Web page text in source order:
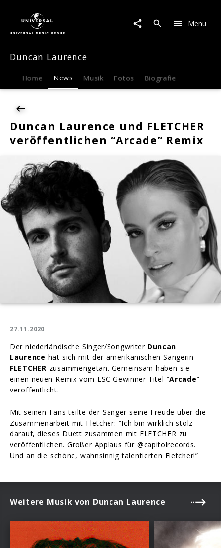
Laurence
News
Duncan
FLETCHER
"Arcade"
Menu
Duncan Laurence
Home News Musik Fotos Biografie
Duncan Laurence und FLETCHER
veröffentlichen “Arcade” Remix
27.11.2020
Der niederländische Singer/Songwriter Duncan
Laurence hat sich mit der amerikanischen Sängerin
FLETCHER zusammengetan. Gemeinsam haben sie
einen neuen Remix vom ESC Gewinner Titel “Arcade”
veröffentlicht.
Mit seinen Fans teilte der Sänger seine Freude über die
Zusammenarbeit mit Fletcher: “Ich bin wirklich stolz
darauf, dieses Duett zusammen mit FLETCHER zu
veröffentlichen. Großer Applaus für @capitolrecords.
Und an die schöne, wahnsinnig talentierten Fletcher!”
Weitere Musik von Duncan Laurence